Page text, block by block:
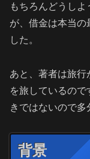
もちろんどうし
が、借金は本当の
した。
あと、著者は旅行
を旅しているの
きではないので多
背景